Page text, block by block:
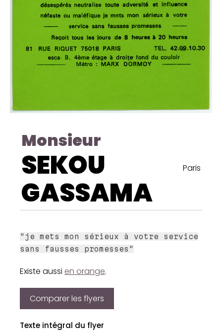
Monsieur
SEKOU
GASSAMA
Paris
"je mets mon sérieux à votre service
sans fausses promesses"
Existe aussi en orange.
Comparer les flyers
Texte intégral du flyer